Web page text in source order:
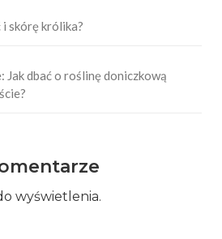
i skórę królika?
Jak dbać o roślinę doniczkową
wyświetlenia.